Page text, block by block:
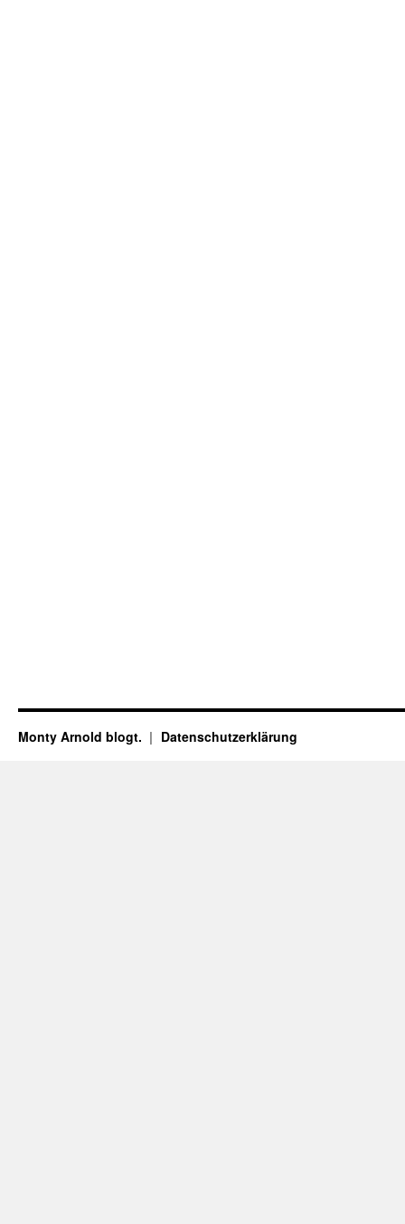
Monty Arnold blogt. Datenschutz­erklärung